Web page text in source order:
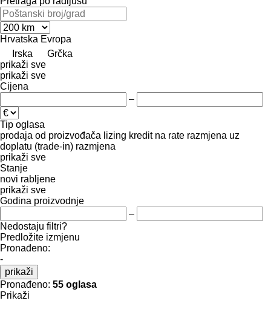
Hrvatska Evropa
Irska
Grčka
prikaži sve
prikaži sve
Cijena
–
Tip oglasa
prodaja od proizvođača lizing kredit na rate razmjena uz
doplatu (trade-in) razmjena
prikaži sve
Stanje
novi rabljene
prikaži sve
Godina proizvodnje
–
Nedostaju filtri?
Predložite izmjenu
Pronađeno:
-
prikaži
Pronađeno: 55 oglasa
Prikaži